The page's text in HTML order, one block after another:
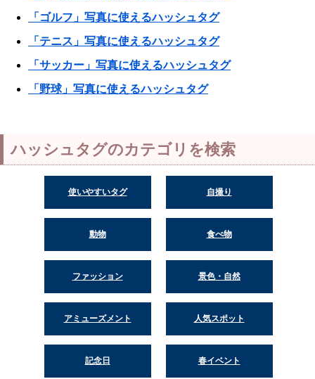
「ゴルフ」写真に使えるハッシュタグ
「テニス」写真に使えるハッシュタグ
「サッカー」写真に使えるハッシュタグ
「野球」写真に使えるハッシュタグ
ハッシュタグのカテゴリを検索
使いやすいタグ 自撮り
動物 食べ物
ファッション 景色・自然
アミューズメント 人気スポット
記念日 春イベント